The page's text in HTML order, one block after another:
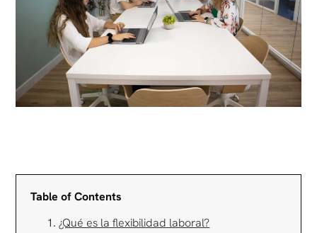
Table of Contents
¿Qué es la flexibilidad laboral?